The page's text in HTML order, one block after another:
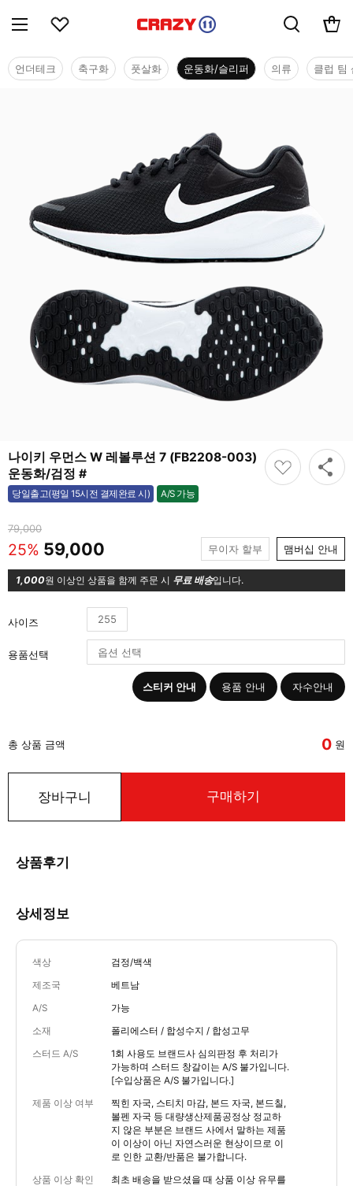
언더테크 축구화 풋살화 운동화/슬리퍼 의류 클럽 팀
나이키 우먼스 W 레볼루션 7 (FB2208-003)
운동화/검정 #
당일출고(평일 15시전 결제완료 시) A/S 가능
가능
79,000
25% 59,000 무이자 할부 맴버십 안내
1,000원 이상인 상품을 함께 주문 시 무료 배송입니다.
사이즈 255
용품선택
스티커 안내 용품 안내 자수안내
총 상품 금액 0 원
장바구니 구매하기
상품후기
상세정보
색상 검정/백색
제조국 베트남
A/S 가능
소재 폴리에스터 / 합성수지 / 합성고무
스터드 A/S
1회 사용도 브랜드사 심의판정 후 처리가
가능하며 스터드 창갈이는 A/S 불가입니다.
[수입상품은 A/S 불가입니다.]
제품 이상 여부
찍힌 자국, 스티치 마감, 본드 자국, 본드칠,
볼펜 자국 등 대량생산제품공정상 정교하
지 않은 부분은 브랜드 사에서 말하는 제품
이 이상이 아닌 자연스러운 현상이므로 이
로 인한 교환/반품은 불가합니다.
상품 이상 확인
최초 배송을 받으셨을 때 상품 이상 유무를